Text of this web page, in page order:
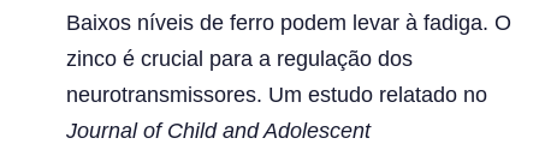
Baixos níveis de ferro podem levar à fadiga. O
zinco é crucial para a regulação dos
neurotransmissores. Um estudo relatado no
Journal of Child and Adolescent